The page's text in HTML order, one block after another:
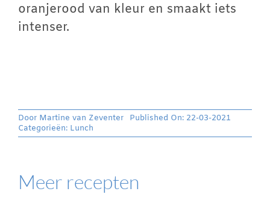
oranjerood van kleur en smaakt iets
intenser.
Door Martine van Zeventer
Published On: 22-03-2021
Categorieën: Lunch
Meer recepten